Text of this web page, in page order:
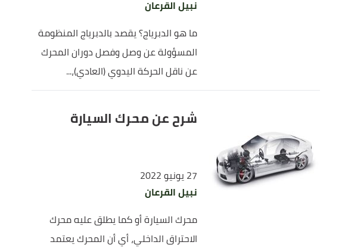
نبيل القرعان
ما هو الدبرياج؟ يقصد بالدبرياج المنظومة
المسؤولة عن وصل وفصل دوران المحرك
عن ناقل الحركة اليدوي (العادي)،...
شرح عن محرك السيارة
27 يونيو 2022
نبيل القرعان
محرك السيارة أو كما يطلق عليه محرك
الاحتراق الداخلي، أي أن المحرك يعتمد